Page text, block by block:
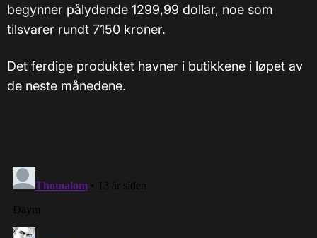
begynner pålydende 1299,99 dollar, noe som
tilsvarer rundt 7150 kroner.
Det ferdige produktet havner i butikkene i løpet av
de neste månedene.